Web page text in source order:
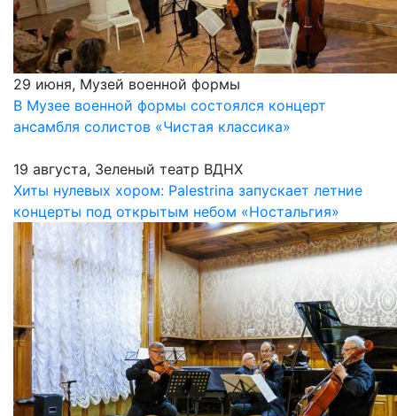
29 июня, Музей военной формы
В Музее военной формы состоялся концерт
ансамбля солистов «Чистая классика»
19 августа, Зеленый театр ВДНХ
Хиты нулевых хором: Palestrina запускает летние
концерты под открытым небом «Ностальгия»